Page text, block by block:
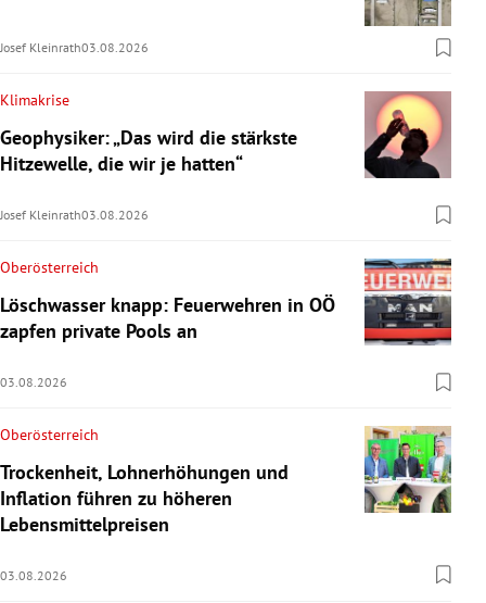
Josef Kleinrath03.08.2026
Klimakrise
Geophysiker: „Das wird die stärkste
Hitzewelle, die wir je hatten“
Josef Kleinrath03.08.2026
Oberösterreich
Löschwasser knapp: Feuerwehren in OÖ
zapfen private Pools an
03.08.2026
Oberösterreich
Trockenheit, Lohnerhöhungen und
Inflation führen zu höheren
Lebensmittelpreisen
03.08.2026